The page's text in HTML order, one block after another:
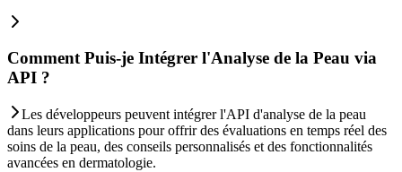
Comment Puis-je Intégrer l'Analyse de la Peau via
API ?
Les développeurs peuvent intégrer l'API d'analyse de la peau
dans leurs applications pour offrir des évaluations en temps réel des
soins de la peau, des conseils personnalisés et des fonctionnalités
avancées en dermatologie.